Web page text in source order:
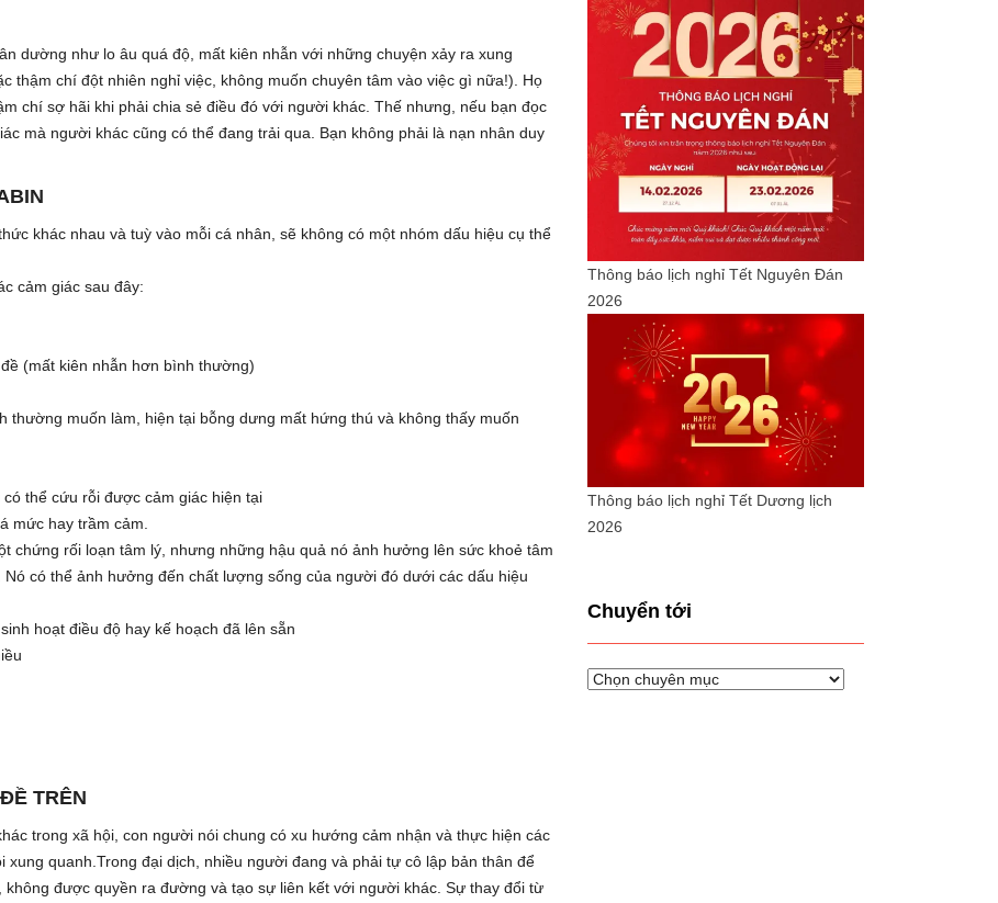
dường như lo âu quá độ, mất kiên nhẫn với những chuyện xảy ra xung
thậm chí đột nhiên nghỉ việc, không muốn chuyên tâm vào việc gì nữa!). Họ
chí sợ hãi khi phải chia sẻ điều đó với người khác. Thế nhưng, nếu bạn đọc
mà người khác cũng có thể đang trải qua. Bạn không phải là nạn nhân duy
khác nhau và tuỳ vào mỗi cá nhân, sẽ không có một nhóm dấu hiệu cụ thể
cảm giác sau đây:
(mất kiên nhẫn hơn bình thường)
thường muốn làm, hiện tại bỗng dưng mất hứng thú và không thấy muốn
thể cứu rỗi được cảm giác hiện tại
mức hay trầm cảm.
chứng rối loạn tâm lý, nhưng những hậu quả nó ảnh hưởng lên sức khoẻ tâm
có thể ảnh hưởng đến chất lượng sống của người đó dưới các dấu hiệu
hoạt điều độ hay kế hoạch đã lên sẵn
TRÊN
trong xã hội, con người nói chung có xu hướng cảm nhận và thực hiện các
quanh.Trong đại dịch, nhiều người đang và phải tự cô lập bản thân để
được quyền ra đường và tạo sự liên kết với người khác. Sự thay đổi từ
Thông báo lịch nghỉ Tết Nguyên Đán
2026
Thông báo lịch nghỉ Tết Dương lịch
2026
Chuyển tới
Chuyển